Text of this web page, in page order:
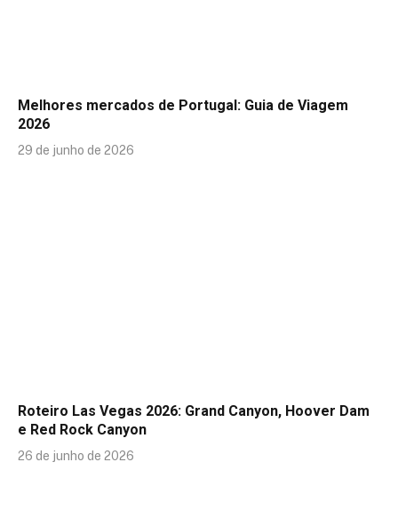
Melhores mercados de Portugal: Guia de Viagem
2026
29 de junho de 2026
Roteiro Las Vegas 2026: Grand Canyon, Hoover Dam
e Red Rock Canyon
26 de junho de 2026